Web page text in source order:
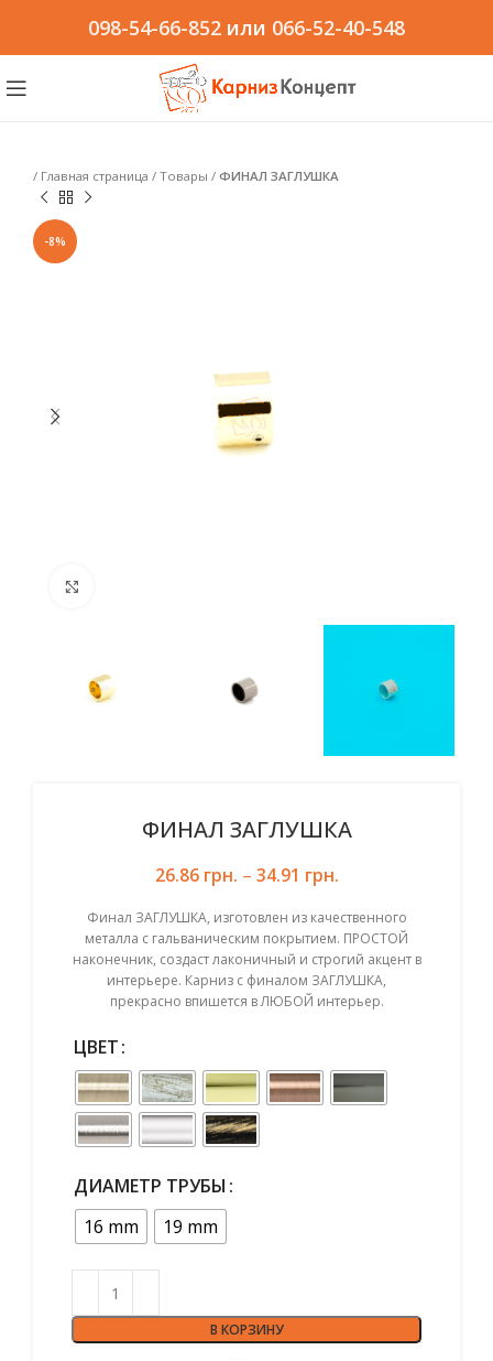
098-54-66-852 или 066-52-40-548
/ Главная страница / Товары / ФИНАЛ ЗАГЛУШКА
-8%
ФИНАЛ ЗАГЛУШКА
26.86 грн. – 34.91 грн.
Финал ЗАГЛУШКА, изготовлен из качественного
металла с гальваническим покрытием. ПРОСТОЙ
наконечник, создаст лаконичный и строгий акцент в
интерьере. Карниз с финалом ЗАГЛУШКА,
прекрасно впишется в ЛЮБОЙ интерьер.
ЦВЕТ
ДИАМЕТР ТРУБЫ
16 mm
19 mm
В КОРЗИНУ